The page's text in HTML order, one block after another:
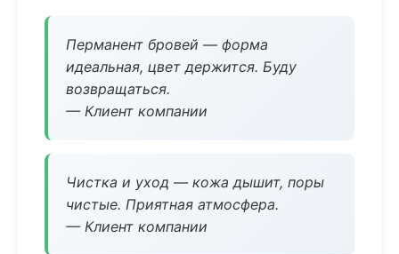
Перманент бровей — форма
идеальная, цвет держится. Буду
возвращаться.
— Клиент компании
Чистка и уход — кожа дышит, поры
чистые. Приятная атмосфера.
— Клиент компании